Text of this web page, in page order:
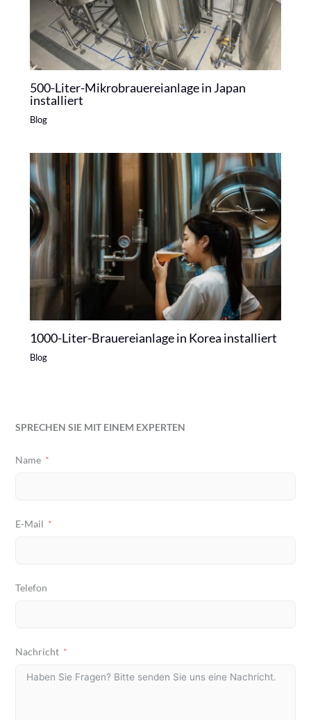
500-Liter-Mikrobrauereianlage in Japan
installiert
Blog
1000-Liter-Brauereianlage in Korea installiert
Blog
SPRECHEN SIE MIT EINEM EXPERTEN
Name
E-Mail
Telefon
Nachricht